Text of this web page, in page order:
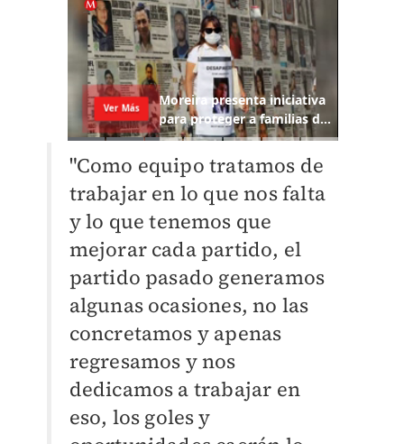
"Como equipo tratamos de
trabajar en lo que nos falta
y lo que tenemos que
mejorar cada partido, el
partido pasado generamos
algunas ocasiones, no las
concretamos y apenas
regresamos y nos
dedicamos a trabajar en
eso, los goles y